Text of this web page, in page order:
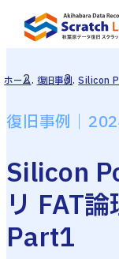
ホーム 復旧事例 Silicon
Silicon
リ FAT
Part1
復旧事例｜